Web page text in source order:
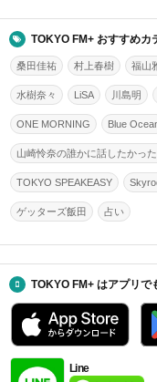
TOKYO FM+ おすすめカ
桑田佳祐 村上春樹 福山
水樹奈々 LiSA 川島明
ONE MORNING Blue
山崎怜奈の誰かに話したかった
TOKYO SPEAKEASY
ゲッターズ飯田 占い
TOKYO FM+ はアプリで
Line